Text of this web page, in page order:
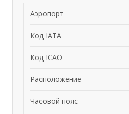
Аэропорт
Код IATA
Код ICAO
Расположение
Часовой пояс